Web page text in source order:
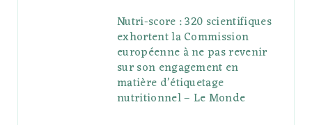
Nutri-score : 320 scientifiques
exhortent la Commission
européenne à ne pas revenir
sur son engagement en
matière d’étiquetage
nutritionnel – Le Monde